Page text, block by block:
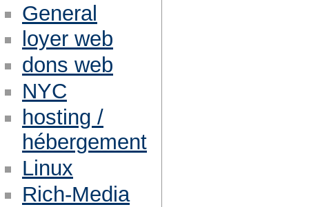
General
loyer web
dons web
NYC
hosting /
hébergement
Linux
Rich-Media